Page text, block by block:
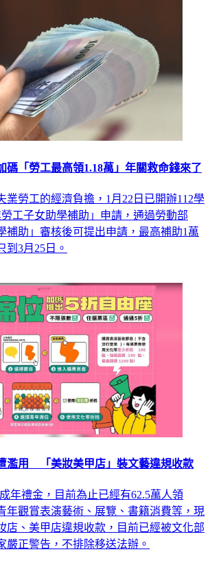
碼「勞工最高領1.18萬」年關救命錢來了
業勞工的經濟負擔，1月22日已開辦112學
工子女助學補助」申請，通過勞動部
補助」審核後可提出申請，最高補助1萬
到3月25日。
濫用 「美妝美甲店」裝文藝違規收款
年禮金，目前為止已經有62.5萬人領
年觀賞表演藝術、展覽、書籍消費等，現
店、美甲店違規收款，目前已經被文化部
嚴正警告，不排除移送法辦。